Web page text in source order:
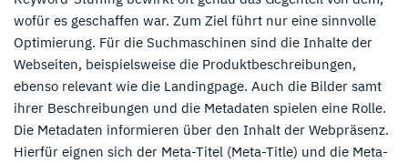
wofür es geschaffen war. Zum Ziel führt nur eine sinnvolle
Optimierung. Für die Suchmaschinen sind die Inhalte der
Webseiten, beispielsweise die Produktbeschreibungen,
ebenso relevant wie die Landingpage. Auch die Bilder samt
ihrer Beschreibungen und die Metadaten spielen eine Rolle.
Die Metadaten informieren über den Inhalt der Webpräsenz.
Hierfür eignen sich der Meta-Titel (Meta-Title) und die Meta-